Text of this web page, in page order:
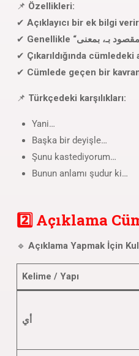
📌 Özellikleri:
✔ Açıklayıcı bir ek bilgi
✔
✔ Çıkarıldığında
✔ Cümlede geçen bir
📌 Türkçedeki karşılıkları:
Yani…
Başka bir deyişle…
Şunu kastediyorum…
Bunun anlamı şudur ki…
2️⃣ Açıklama
🔹 Açıklama Yapmak İçin
Kelime / Yapı
أي